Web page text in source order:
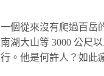
一個從來沒有爬過百岳
南湖大山等 3000 公尺
行。他是何許人？如此